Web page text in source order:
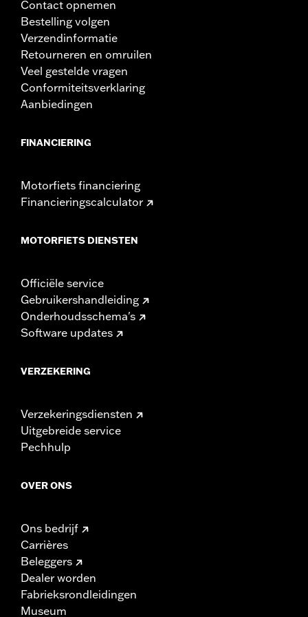
Contact opnemen
Bestelling volgen
Verzendinformatie
Retourneren en omruilen
Veel gestelde vragen
Conformiteitsverklaring
Aanbiedingen
FINANCIERING
Motorfiets financiering
Financieringscalculator
MOTORFIETS DIENSTEN
Officiële service
Gebruikershandleiding
Onderhoudsschema's
Software updates
VERZEKERING
Verzekeringsdiensten
Uitgebreide service
Pechhulp
OVER ONS
Ons bedrijf
Carrières
Beleggers
Dealer worden
Fabrieksrondleidingen
Museum